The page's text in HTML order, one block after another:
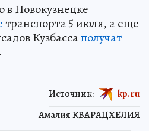
в Новокузнецке
транспорта 5 июля, а еще
Кузбассаполучат
.
Амалия КВАРАЦХЕЛИЯ
Источник: kp.ru